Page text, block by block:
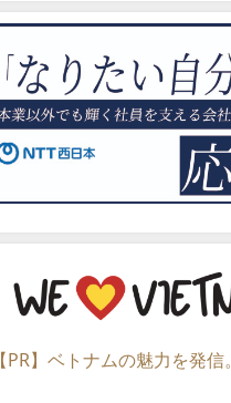
【PR】ベトナムの魅力を発信。